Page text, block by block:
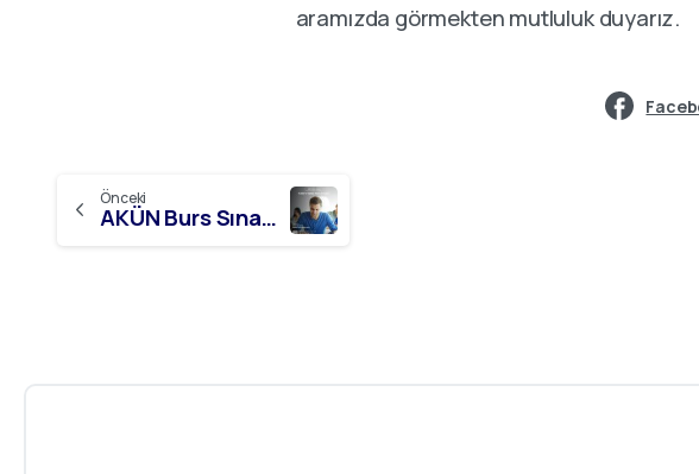
aramızda görmekten mutluluk duyarız.
Önceki
AKÜN Burs Sınavı – 2025